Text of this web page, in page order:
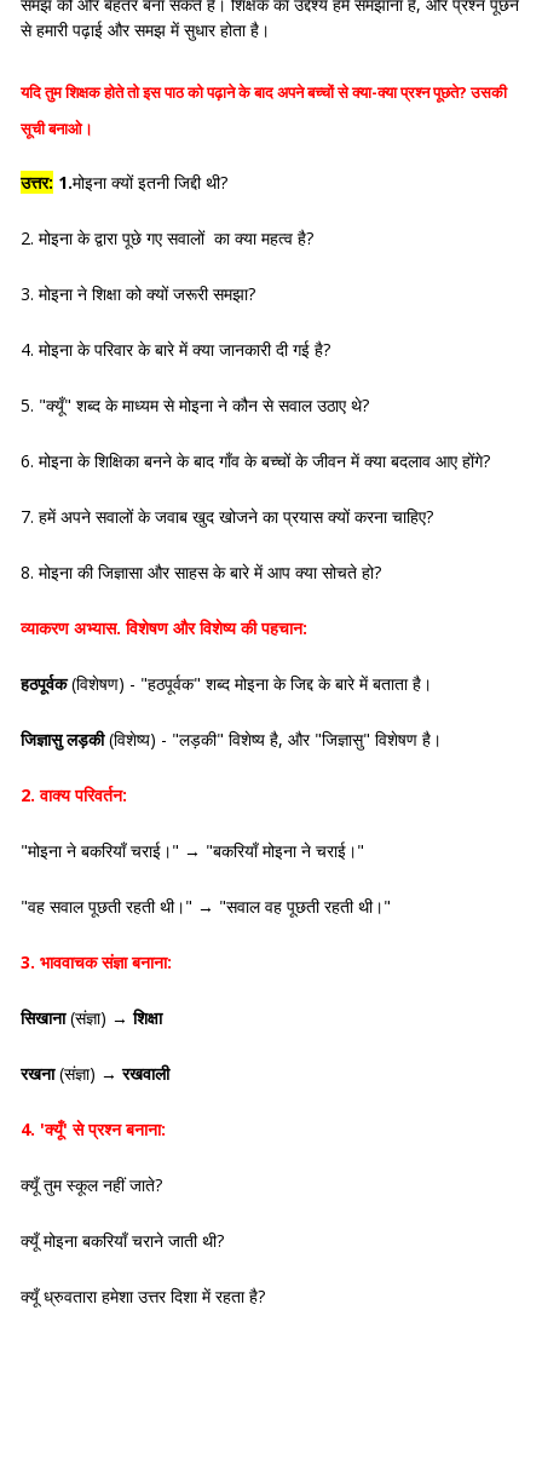
से हमारी पढ़ाई और समझ में सुधार होता है।
यदि तुम शिक्षक होते तो इस पाठ को पढ़ाने के बाद अपने बच्चों से क्या-क्या प्रश्न पूछते? उसकी
सूची बनाओ।
उत्तर: 1.मोइना क्यों इतनी जिद्दी थी?
2. मोइना के द्वारा पूछे गए सवालों का क्या महत्व है?
3. मोइना ने शिक्षा को क्यों जरूरी समझा?
4. मोइना के परिवार के बारे में क्या जानकारी दी गई है?
5. "क्यूँ" शब्द के माध्यम से मोइना ने कौन से सवाल उठाए थे?
6. मोइना के शिक्षिका बनने के बाद गाँव के बच्चों के जीवन में क्या बदलाव आए होंगे?
7. हमें अपने सवालों के जवाब खुद खोजने का प्रयास क्यों करना चाहिए?
8. मोइना की जिज्ञासा और साहस के बारे में आप क्या सोचते हो?
व्याकरण अभ्यास. विशेषण और विशेष्य की पहचान:
हठपूर्वक(विशेषण) - "हठपूर्वक" शब्द मोइना के जिद्द के बारे में बताता है।
जिज्ञासु लड़की(विशेष्य) - "लड़की" विशेष्य है, और "जिज्ञासु" विशेषण है।
2. वाक्य परिवर्तन:
"मोइना ने बकरियाँ चराई।" → "बकरियाँ मोइना ने चराई।"
"वह सवाल पूछती रहती थी।" → "सवाल वह पूछती रहती थी।"
3. भाववाचक संज्ञा बनाना:
सिखाना(संज्ञा) →शिक्षा
रखना(संज्ञा) →रखवाली
4. 'क्यूँ' से प्रश्न बनाना:
क्यूँ तुम स्कूल नहीं जाते?
क्यूँ मोइना बकरियाँ चराने जाती थी?
क्यूँ ध्रुवतारा हमेशा उत्तर दिशा में रहता है?